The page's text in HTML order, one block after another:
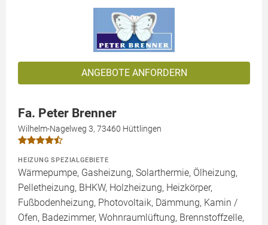
ANGEBOTE ANFORDERN
Fa. Peter Brenner
Wilhelm-Nagelweg 3, 73460 Hüttlingen
HEIZUNG SPEZIALGEBIETE
Wärmepumpe, Gasheizung, Solarthermie, Ölheizung,
Pelletheizung, BHKW, Holzheizung, Heizkörper,
Fußbodenheizung, Photovoltaik, Dämmung, Kamin /
Ofen, Badezimmer, Wohnraumlüftung, Brennstoffzelle,